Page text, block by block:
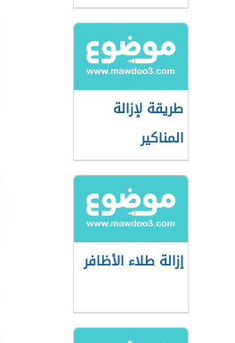
طريقة لإزالة
المناكير
إزالة طلاء الأظافر